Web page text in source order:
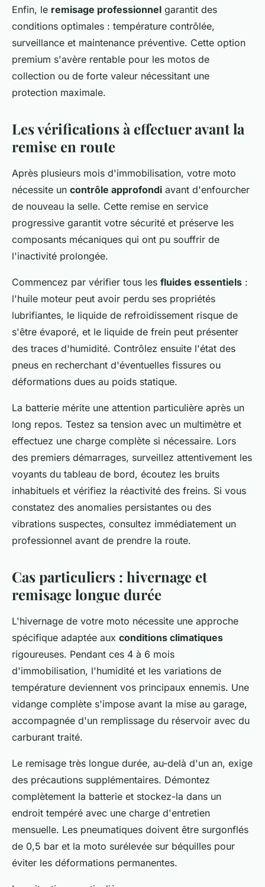
Enfin, le remisage professionnel garantit des
conditions optimales : température contrôlée,
surveillance et maintenance préventive. Cette option
premium s'avère rentable pour les motos de
collection ou de forte valeur nécessitant une
protection maximale.
Les vérifications à effectuer avant la
remise en route
Après plusieurs mois d'immobilisation, votre moto
nécessite un contrôle approfondi avant d'enfourcher
de nouveau la selle. Cette remise en service
progressive garantit votre sécurité et préserve les
composants mécaniques qui ont pu souffrir de
l'inactivité prolongée.
Commencez par vérifier tous les fluides essentiels :
l'huile moteur peut avoir perdu ses propriétés
lubrifiantes, le liquide de refroidissement risque de
s'être évaporé, et le liquide de frein peut présenter
des traces d'humidité. Contrôlez ensuite l'état des
pneus en recherchant d'éventuelles fissures ou
déformations dues au poids statique.
La batterie mérite une attention particulière après un
long repos. Testez sa tension avec un multimètre et
effectuez une charge complète si nécessaire. Lors
des premiers démarrages, surveillez attentivement les
voyants du tableau de bord, écoutez les bruits
inhabituels et vérifiez la réactivité des freins. Si vous
constatez des anomalies persistantes ou des
vibrations suspectes, consultez immédiatement un
professionnel avant de prendre la route.
Cas particuliers : hivernage et
remisage longue durée
L'hivernage de votre moto nécessite une approche
spécifique adaptée aux conditions climatiques
rigoureuses. Pendant ces 4 à 6 mois
d'immobilisation, l'humidité et les variations de
température deviennent vos principaux ennemis. Une
vidange complète s'impose avant la mise au garage,
accompagnée d'un remplissage du réservoir avec du
carburant traité.
Le remisage très longue durée, au-delà d'un an, exige
des précautions supplémentaires. Démontez
complètement la batterie et stockez-la dans un
endroit tempéré avec une charge d'entretien
mensuelle. Les pneumatiques doivent être surgonflés
de 0,5 bar et la moto surélevée sur béquilles pour
éviter les déformations permanentes.